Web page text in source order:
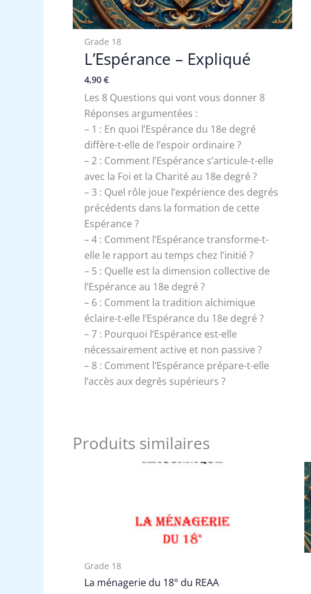
Grade 18
L’Espérance – Expliqué
4,90€
Les 8 Questions qui vont vous donner 8
Réponses argumentées :
– 1 : En quoi l’Espérance du 18e degré
diffère-t-elle de l’espoir ordinaire ?
– 2 : Comment l’Espérance s’articule-t-elle
avec la Foi et la Charité au 18e degré ?
– 3 : Quel rôle joue l’expérience des degrés
précédents dans la formation de cette
Espérance ?
– 4 : Comment l’Espérance transforme-t-
elle le rapport au temps chez l’initié ?
– 5 : Quelle est la dimension collective de
l’Espérance au 18e degré ?
– 6 : Comment la tradition alchimique
éclaire-t-elle l’Espérance du 18e degré ?
– 7 : Pourquoi l’Espérance est-elle
nécessairement active et non passive ?
– 8 : Comment l’Espérance prépare-t-elle
l’accès aux degrés supérieurs ?
Produits similaires
Grade 18
La ménagerie du 18° du REAA